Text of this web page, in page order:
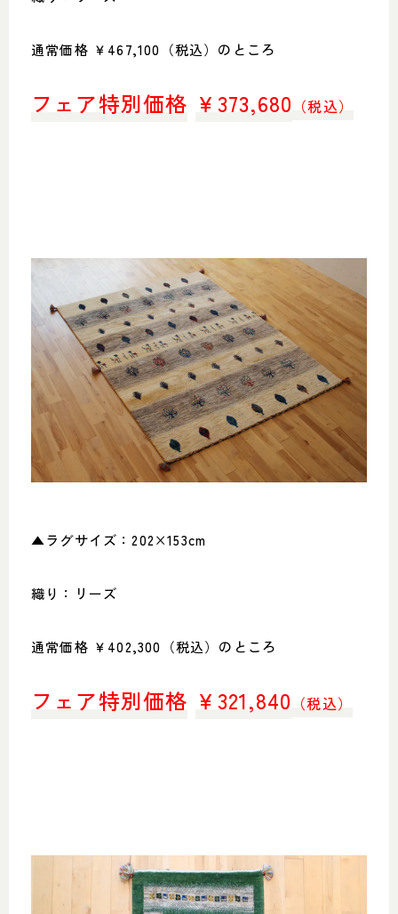
通常価格 ￥467,100（税込）のところ
フェア特別価格 ￥ 373,680 （税込）
▲ラグサイズ：202×153cm
織り：リーズ
通常価格 ￥402,300（税込）のところ
フェア特別価格 ￥ 321,840 （税込）